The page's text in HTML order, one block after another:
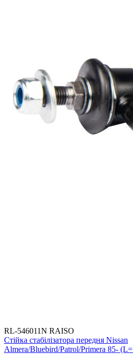
RL-546011N RAISO
Стійка стабілізатора передня Nissan
Almera/Bluebird/Patrol/Primera 85-